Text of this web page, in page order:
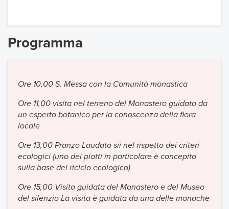
Programma
Ore 10,00 S. Messa con la Comunità monastica
Ore 11,00 visita nel terreno del Monastero guidata da
un esperto botanico per la conoscenza della flora
locale
Ore 13,00 Pranzo Laudato sii nel rispetto dei criteri
ecologici (uno dei piatti in particolare è concepito
sulla base del riciclo ecologico)
Ore 15,00 Visita guidata del Monastero e del Museo
del silenzio La visita è guidata da una delle monache